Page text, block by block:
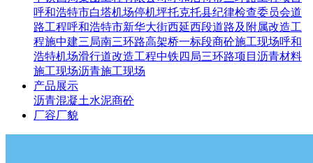
呼和浩特市白塔机场停机坪托克托县纪律检查委员会道
路工程呼和浩特市新华大街西延西段道路及附属改造工
程施中建三局南三环路高架桥一标段商砼施工现场呼和
浩特机场滑行道改造工程中铁四局三环路项目 沥青材料
施工现场沥青施工现场
产品展示
沥青混凝土水泥商砼
厂容厂貌